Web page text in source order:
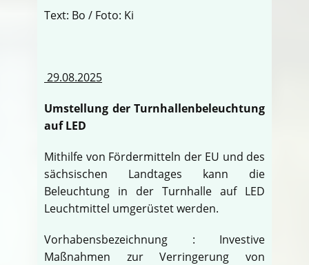
Text: Bo / Foto: Ki
29.08.2025
Umstellung der Turnhallenbeleuchtung
auf LED
Mithilfe von Fördermitteln der EU und des
sächsischen Landtages kann die
Beleuchtung in der Turnhalle auf LED
Leuchtmittel umgerüstet werden.
Vorhabensbezeichnung : Investive
Maßnahmen zur Verringerung von